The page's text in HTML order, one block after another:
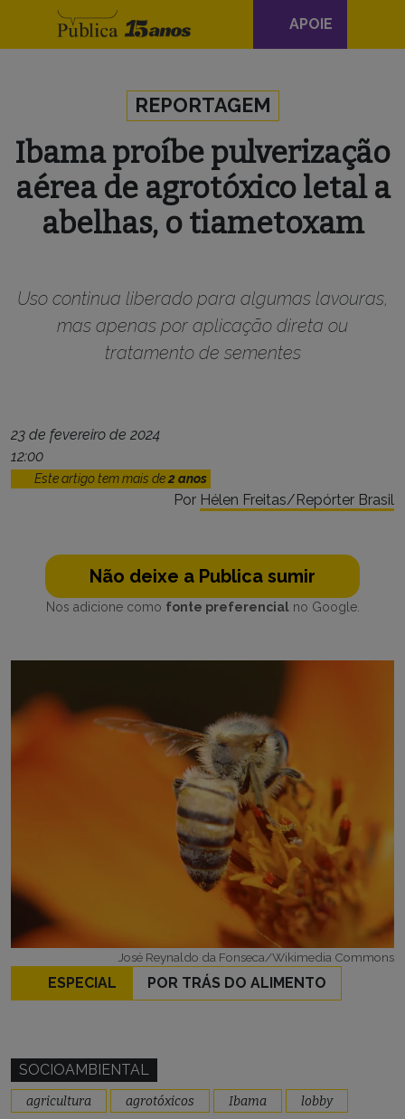
Navegação
principal
APOIE
REPORTAGEM
Ibama proíbe pulverização
aérea de agrotóxico letal a
abelhas, o tiametoxam
Uso continua liberado para algumas lavouras,
mas apenas por aplicação direta ou
tratamento de sementes
23 de fevereiro de 2024
12:00
Este artigo tem mais de2 anos
Por Hélen Freitas/Repórter Brasil
Não deixe a Publica sumir
Nos adicione como fonte preferencialno Google.
José Reynaldo da Fonseca/Wikimedia Commons
ESPECIAL POR TRÁS DO ALIMENTO
SOCIOAMBIENTAL
agricultura agrotóxicos Ibama
lobby